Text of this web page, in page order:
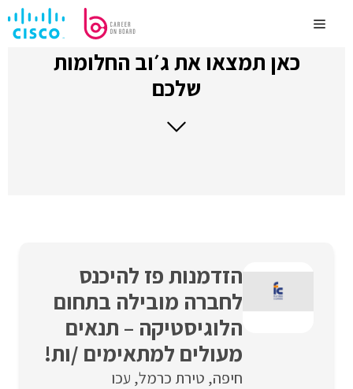
לתוכןMenu
כאן תמצאו את ג׳וב החלומות
שלכם
הזדמנות פז להיכנס
לחברה מובילה בתחום
הלוגיסטיקה – תנאים
מעולים למתאימים /ות!
חיפה טירת כרמל עכו